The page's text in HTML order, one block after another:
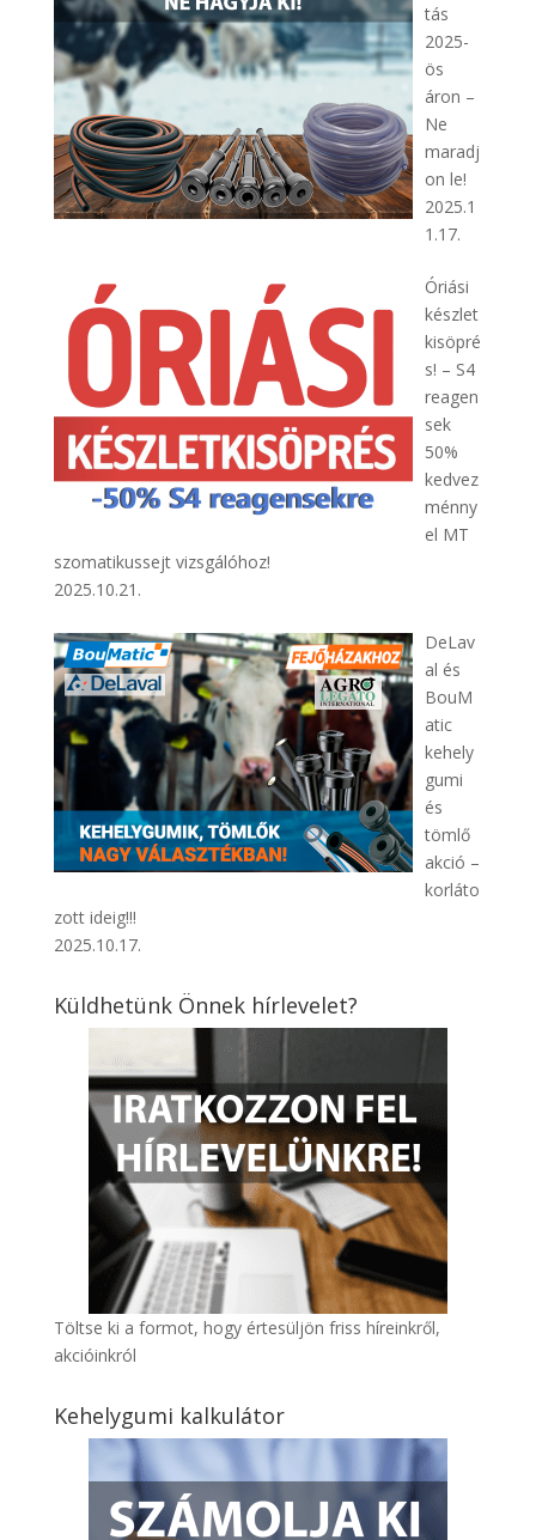
tás
2025-
ös
áron –
Ne
maradj
on le!
2025.1
1.17.
Óriási
készlet
kisöpré
s! – S4
reagen
sek
50%
kedvez
ménny
el MT
szomatikussejt vizsgálóhoz!
2025.10.21.
DeLav
al és
BouM
atic
kehely
gumi
és
tömlő
akció –
korláto
zott ideig!!!
2025.10.17.
Küldhetünk Önnek hírlevelet?
Töltse ki a formot, hogy értesüljön friss híreinkről,
akcióinkról
Kehelygumi kalkulátor